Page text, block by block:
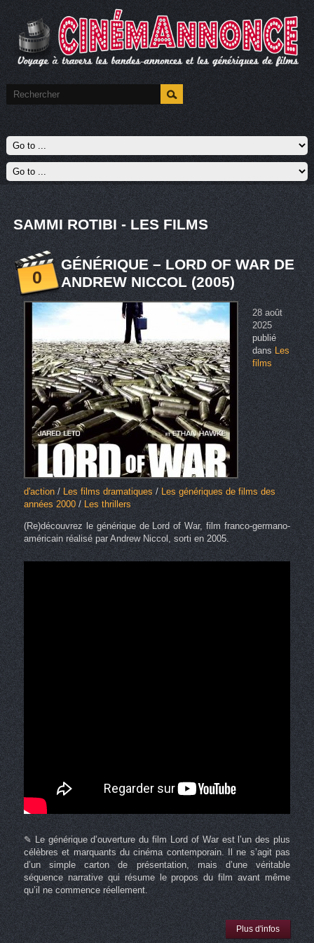
SAMMI ROTIBI - LES FILMS
0
GÉNÉRIQUE – LORD OF WAR DE
ANDREW NICCOL (2005)
28 août
2025
publié
dansLes
films
d'action/ Les films dramatiques/Les génériques de films des
années 2000/ Les thrillers
(Re)découvrez le générique de Lord of War, film franco-germano-
américain réalisé par Andrew Niccol, sorti en 2005.
✎ Le générique d’ouverture du film Lord of War est l’un des plus
célèbres et marquants du cinéma contemporain. Il ne s’agit pas
d’un simple carton de présentation, mais d’une véritable
séquence narrative qui résume le propos du film avant même
qu’il ne commence réellement.
Plus d'infos